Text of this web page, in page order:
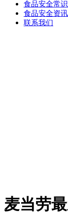
食品安全常识
食品安全资讯
联系我们
麦当劳